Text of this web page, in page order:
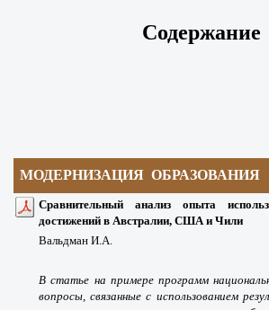
Содержание
МОДЕРНИЗАЦИЯ ОБРАЗОВАНИЯ
Сравнительный анализ опыта
достижений в Австралии, США и Чили
Вальдман И.А.
В статье на примере программ
вопросы, связанные с использованием